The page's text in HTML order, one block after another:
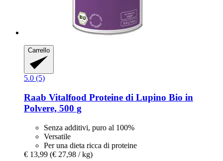
Carrello
5.0 (5)
Raab Vitalfood Proteine di Lupino Bio in
Polvere, 500 g
Senza additivi, puro al 100%
Versatile
Per una dieta ricca di proteine
€ 13,99 (€ 27,98 / kg)